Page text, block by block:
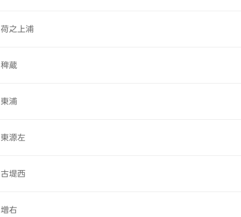
荷之上浦
稗蔵
東浦
東源左
古堤西
増右